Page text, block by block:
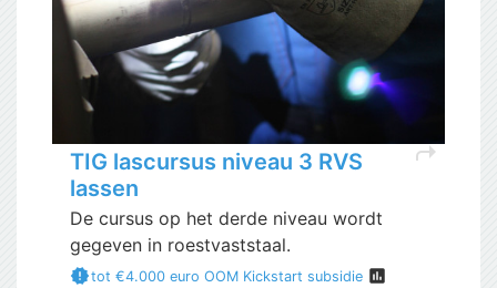
shortcut
TIG lascursus niveau 3 RVS
lassen
De cursus op het derde niveau wordt
gegeven in roestvaststaal.
new_releasestot €4.000 euro OOM Kickstart subsidie assessment